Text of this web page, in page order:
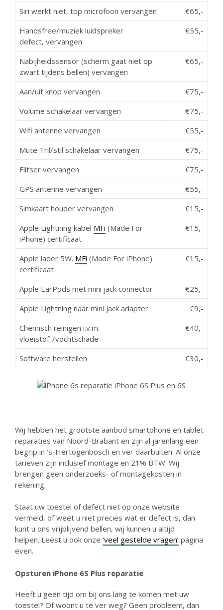
Siri werkt niet, top microfoon vervangen
€65,-
Handsfree/muziek luidspreker
defect, vervangen
€55,-
Nabijheidssensor (scherm gaat niet op
zwart tijdens bellen) vervangen
€65,-
Aan/uit knop vervangen
€75,-
Volume schakelaar vervangen
€75,-
Wifi antenne vervangen
€55,-
Mute Tril/stil schakelaar vervangen
€75,-
Flitser vervangen
€75,-
GPS antenne vervangen
€55,-
Simkaart houder vervangen
€15,-
Apple Lightning kabel MFi (Made For
iPhone) certificaat
€15,-
Apple lader 5W. MFi (Made For iPhone)
certificaat
€15,-
Apple EarPods met mini jack connector
€25,-
Apple Lightning naar mini jack adapter
€9,-
Chemisch reinigen i.v.m.
vloeistof-/vochtschade
€40,-
Software herstellen €30,-
Wij hebben het grootste aanbod smartphone en tablet
reparaties van Noord-Brabant en zijn al jarenlang een
begrip in ‘s-Hertogenbosch en ver daarbuiten. Al onze
tarieven zijn inclusief montage en 21% BTW. Wij
brengen geen onderzoeks- of montagekosten in
rekening.
Staat uw toestel of defect niet op onze website
vermeld, of weet u niet precies wat er defect is, dan
kunt u ons vrijblijvend bellen, wij kunnen u altijd
helpen. Leest u ook onze ‘veel gestelde vragen’ pagina
even.
Opsturen iPhone 6S Plus reparatie
Heeft u geen tijd om bij ons lang te komen met uw
toestel? Of woont u te ver weg? Geen probleem, dan